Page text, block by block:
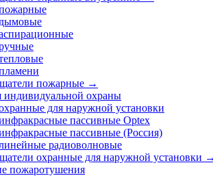
пожарные →
охраны
для наружной установки
пассивные Optex
пассивные (Россия)
радиоволновые
охранные для наружной установки →
пожаротушения